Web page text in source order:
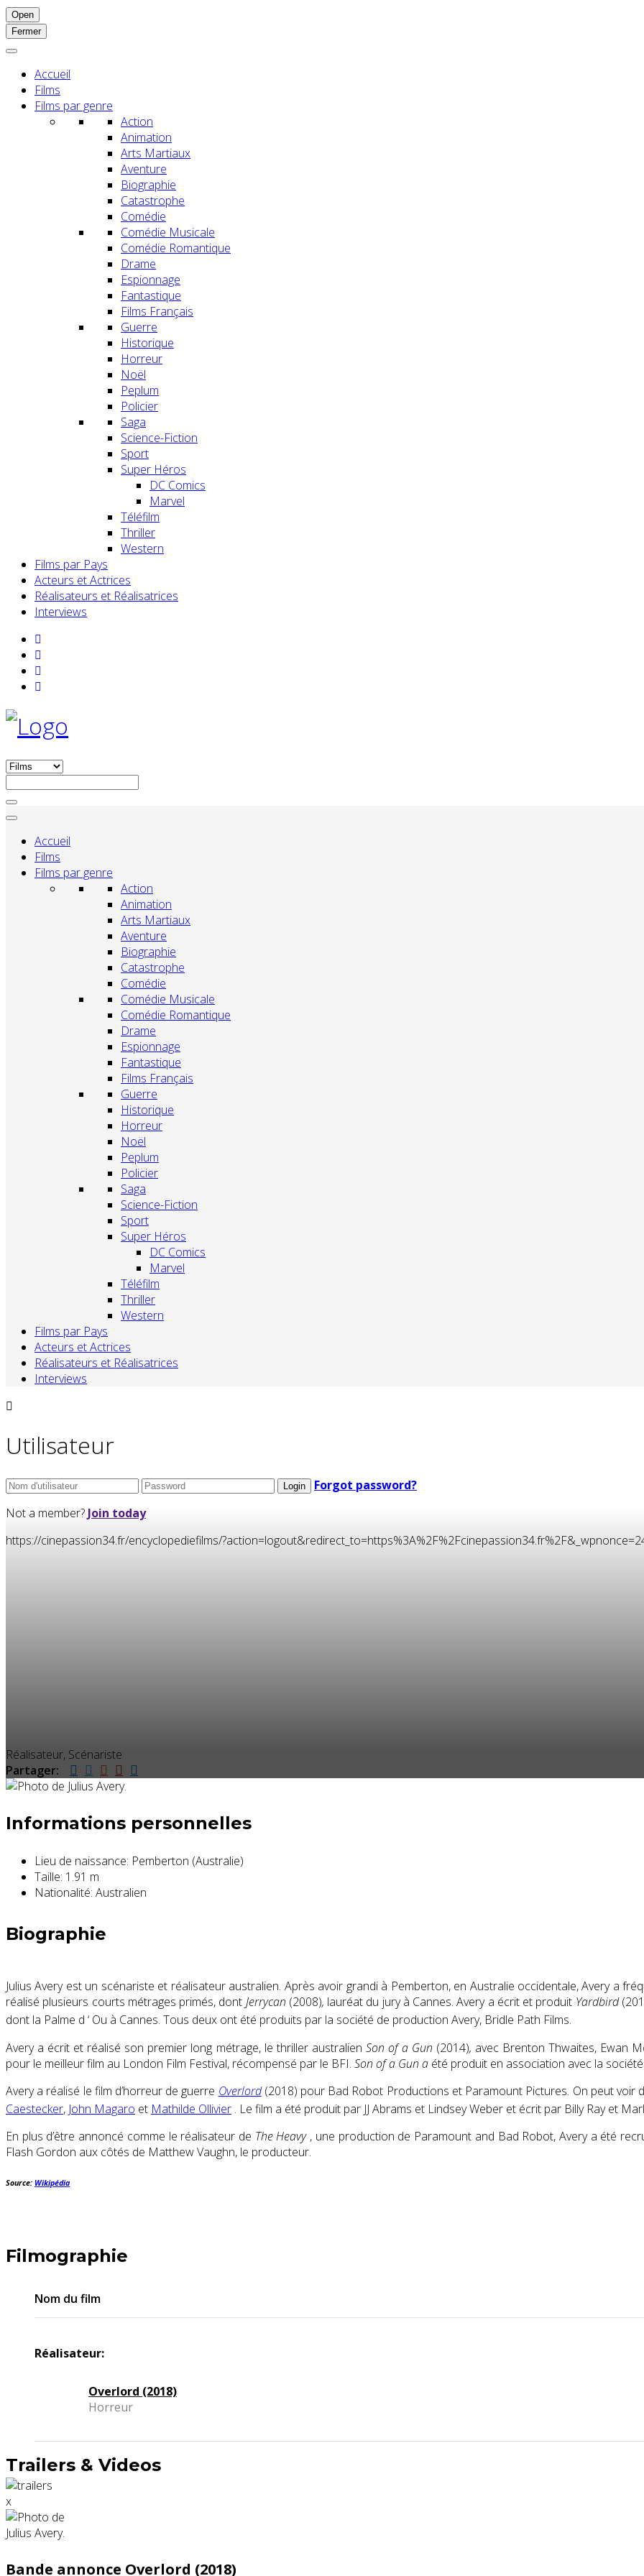
Open
Fermer
Accueil
Films
Films par genre
Action
Animation
Arts Martiaux
Aventure
Biographie
Catastrophe
Comédie
Comédie Musicale
Comédie Romantique
Drame
Espionnage
Fantastique
Films Français
Guerre
Historique
Horreur
Noël
Peplum
Policier
Saga
Science-Fiction
Sport
Super Héros
DC Comics
Marvel
Téléfilm
Thriller
Western
Films par Pays
Acteurs et Actrices
Réalisateurs et Réalisatrices
Interviews
Accueil
Films
Films par genre
Action
Animation
Arts Martiaux
Aventure
Biographie
Catastrophe
Comédie
Comédie Musicale
Comédie Romantique
Drame
Espionnage
Fantastique
Films Français
Guerre
Historique
Horreur
Noël
Peplum
Policier
Saga
Science-Fiction
Sport
Super Héros
DC Comics
Marvel
Téléfilm
Thriller
Western
Films par Pays
Acteurs et Actrices
Réalisateurs et Réalisatrices
Interviews
Utilisateur
Forgot password?
Not a member? Join today
https://cinepassion34.fr/encyclopediefilms/
Réalisateur, Scénariste
Partager:
Informations personnelles
Lieu de naissance: Pemberton (Australie)
Taille: 1.91 m
Nationalité: Australien
Biographie
Julius Avery est un scénariste et réalisateur australien. Après avoir grandi à Pemberton, en Australie occidentale, Avery a
réalisé plusieurs courts métrages primés, dont Jerrycan (2008), lauréat du jury à Cannes. Avery a écrit et produit Yardbird
dont la Palme d ‘ Ou à Cannes. Tous deux ont été produits par la société de production Avery, Bridle Path Films.
Avery a écrit et réalisé son premier long métrage, le thriller australien Son of a Gun (2014), avec Brenton Thwaites, Ewan
pour le meilleur film au London Film Festival, récompensé par le BFI. Son of a Gun a été produit en association avec la société
Avery a réalisé le film d’horreur de guerre Overlord(2018) pour Bad Robot Productions et Paramount Pictures. On peut voir
Caestecker, John Magaro et Mathilde Ollivier . Le film a été produit par JJ Abrams et Lindsey Weber et écrit par Billy Ray et
En plus d’être annoncé comme le réalisateur de The Heavy, une production de Paramount and Bad Robot, Avery a été
Flash Gordon aux côtés de Matthew Vaughn, le producteur.
Source: Wikipédia
Filmographie
Nom du film
Réalisateur:
Overlord (2018)
Horreur
Trailers & Videos
x
Bande annonce Overlord (2018)